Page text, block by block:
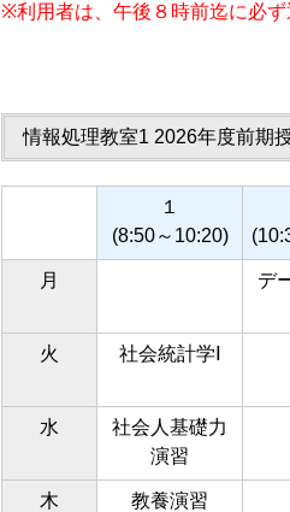
※利用者は、午後８時前迄に必ず
情報処理教室1 2026年度前期
１
(8:50～10:20)
月
デ
火 社会統計学Ⅰ
水
社会人基礎力
演習
木 教養演習